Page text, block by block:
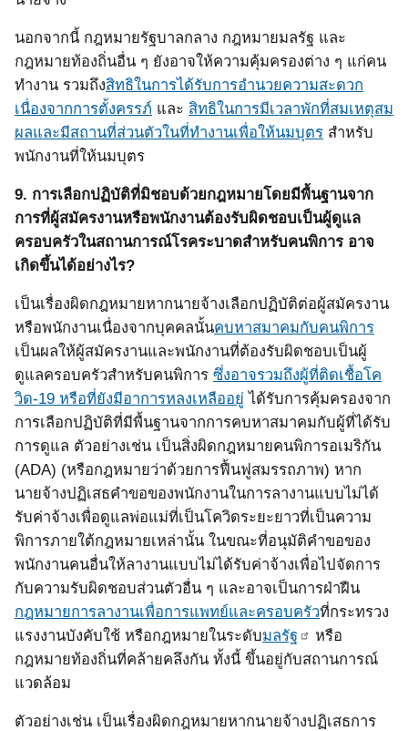
นอกจากนี้ กฎหมายรัฐบาลกลาง กฎหมายมลรัฐ และ
กฎหมายท้องถิ่นอื่น ๆ ยังอาจให้ความคุ้มครองต่าง ๆ แก่คน
ทำงาน รวมถึงสิทธิในการได้รับการอำนวยความสะดวก
เนื่องจากการตั้งครรภ์ และ สิทธิในการมีเวลาพักที่สมเหตุสม
ผลและมีสถานที่ส่วนตัวในที่ทำงานเพื่อให้นมบุตร สำหรับ
พนักงานที่ให้นมบุตร
9. การเลือกปฏิบัติที่มิชอบด้วยกฎหมายโดยมีพื้นฐานจาก
การที่ผู้สมัครงานหรือพนักงานต้องรับผิดชอบเป็นผู้ดูแล
ครอบครัวในสถานการณ์โรคระบาดสำหรับคนพิการ อาจ
เกิดขึ้นได้อย่างไร?
เป็นเรื่องผิดกฎหมายหากนายจ้างเลือกปฏิบัติต่อผู้สมัครงาน
หรือพนักงานเนื่องจากบุคคลนั้นคบหาสมาคมกับคนพิการ
เป็นผลให้ผู้สมัครงานและพนักงานที่ต้องรับผิดชอบเป็นผู้
ดูแลครอบครัวสำหรับคนพิการ ซึ่งอาจรวมถึงผู้ที่ติดเชื้อโค
วิด-19 หรือที่ยังมีอาการหลงเหลืออยู่ ได้รับการคุ้มครองจาก
การเลือกปฏิบัติที่มีพื้นฐานจากการคบหาสมาคมกับผู้ที่ได้รับ
การดูแล ตัวอย่างเช่น เป็นสิ่งผิดกฎหมายคนพิการอเมริกัน
(ADA) (หรือกฎหมายว่าด้วยการฟื้นฟูสมรรถภาพ) หาก
นายจ้างปฏิเสธคำขอของพนักงานในการลางานแบบไม่ได้
รับค่าจ้างเพื่อดูแลพ่อแม่ที่เป็นโควิดระยะยาวที่เป็นความ
พิการภายใต้กฎหมายเหล่านั้น ในขณะที่อนุมัติคำขอของ
พนักงานคนอื่นให้ลางานแบบไม่ได้รับค่าจ้างเพื่อไปจัดการ
กับความรับผิดชอบส่วนตัวอื่น ๆ และอาจเป็นการฝ่าฝืน
กฎหมายการลางานเพื่อการแพทย์และครอบครัวที่กระทรวง
แรงงานบังคับใช้ หรือกฎหมายในระดับมลรัฐ
หรือ
กฎหมายท้องถิ่นที่คล้ายคลึงกัน ทั้งนี้ ขึ้นอยู่กับสถานการณ์
แวดล้อม
ตัวอย่างเช่น เป็นเรื่องผิดกฎหมายหากนายจ้างปฏิเสธการ